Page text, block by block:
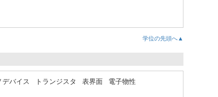
学位の先頭へ▲
デバイス トランジスタ 表界面
電子物性